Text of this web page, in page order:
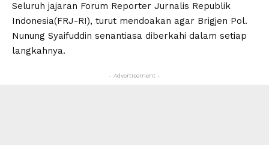
Seluruh jajaran Forum Reporter Jurnalis Republik
Indonesia(FRJ-RI), turut mendoakan agar Brigjen Pol.
Nunung Syaifuddin senantiasa diberkahi dalam setiap
langkahnya.
- Advertisement -